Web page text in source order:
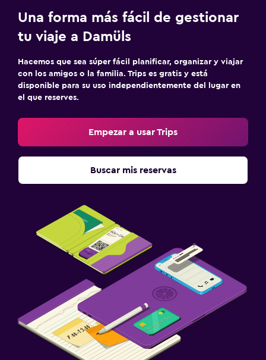
Sillas de playa
Parrilla
Almuerzos para llevar
Menús para dietas especiales (bajo petición)
Bar de tapas
Estacionamiento y transporte
Traslado al aeropuerto (con cargos)
Estacionamiento gratuito
Estacionamiento privado
Servicio de traslado (cargo adicional)
Una forma más fácil de gestionar
tu viaje a Damüls
Hacemos que sea súper fácil planificar, organizar y viajar
con los amigos o la familia. Trips es gratis y está
disponible para su uso independientemente del lugar en
el que reserves.
Empezar a usar Trips
Buscar mis reservas